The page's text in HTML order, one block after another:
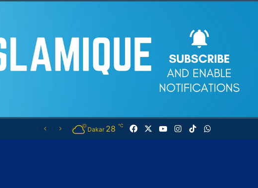
Dakar 28 ℃ Facebook YouTubeInstagram
TikTok